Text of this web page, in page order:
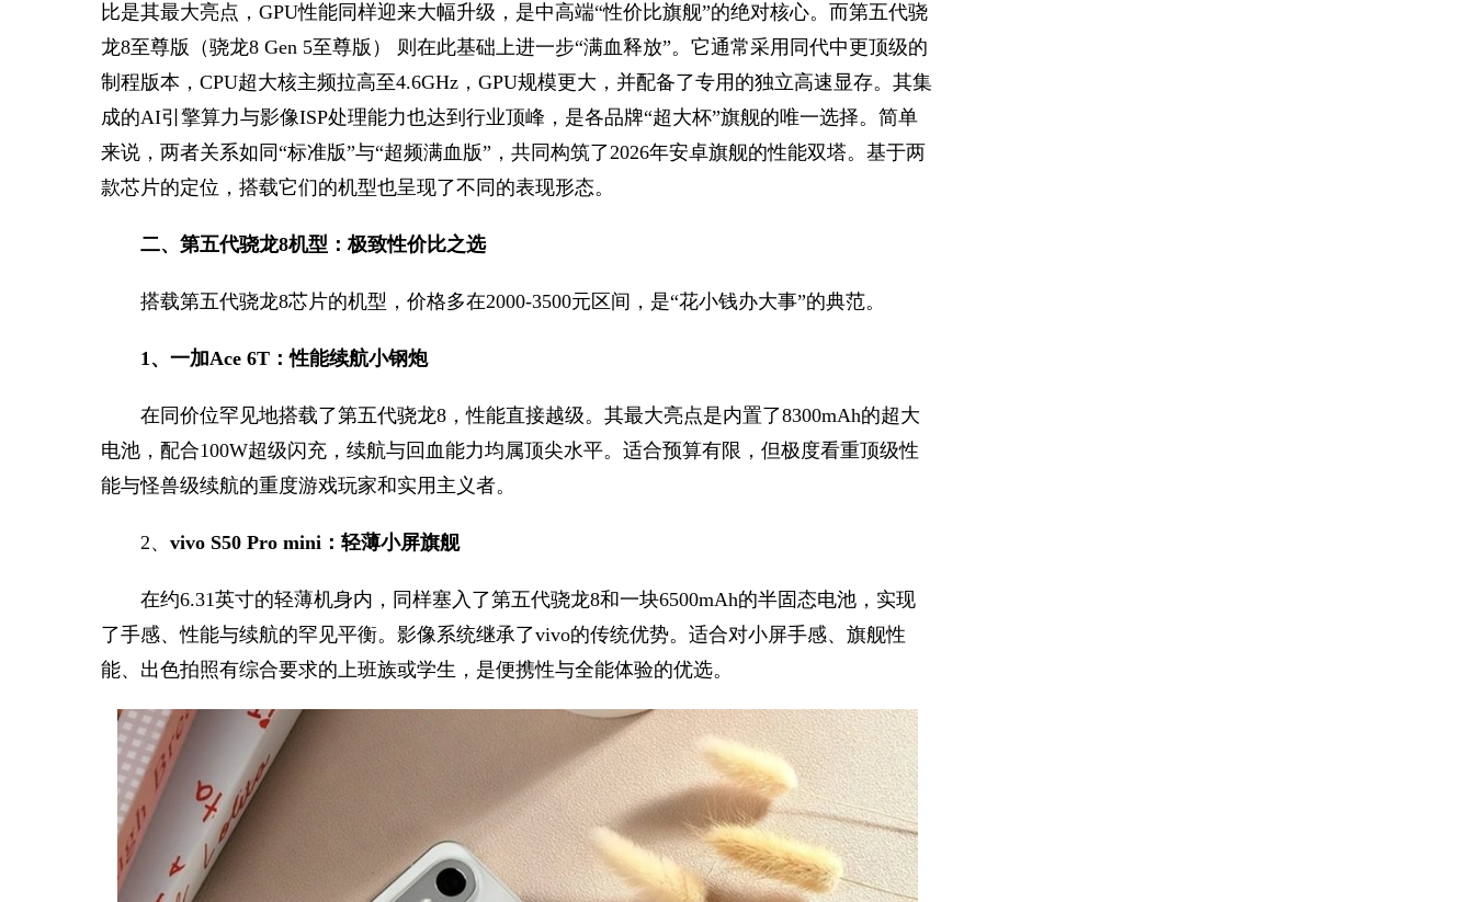
比是其最大亮点，GPU性能同样迎来大幅升级，是中高端“性价比旗舰”的绝对核心。而第五代骁
龙8至尊版（骁龙8 Gen 5至尊版） 则在此基础上进一步“满血释放”。它通常采用同代中更顶级的
制程版本，CPU超大核主频拉高至4.6GHz，GPU规模更大，并配备了专用的独立高速显存。其集
成的AI引擎算力与影像ISP处理能力也达到行业顶峰，是各品牌“超大杯”旗舰的唯一选择。简单
来说，两者关系如同“标准版”与“超频满血版”，共同构筑了2026年安卓旗舰的性能双塔。基于两
款芯片的定位，搭载它们的机型也呈现了不同的表现形态。
二、第五代骁龙8机型：极致性价比之选
搭载第五代骁龙8芯片的机型，价格多在2000-3500元区间，是“花小钱办大事”的典范。
1、一加Ace 6T：性能续航小钢炮
在同价位罕见地搭载了第五代骁龙8，性能直接越级。其最大亮点是内置了8300mAh的超大
电池，配合100W超级闪充，续航与回血能力均属顶尖水平。适合预算有限，但极度看重顶级性
能与怪兽级续航的重度游戏玩家和实用主义者。
2、 vivo S50 Pro mini：轻薄小屏旗舰
在约6.31英寸的轻薄机身内，同样塞入了第五代骁龙8和一块6500mAh的半固态电池，实现
了手感、性能与续航的罕见平衡。影像系统继承了vivo的传统优势。适合对小屏手感、旗舰性
能、出色拍照有综合要求的上班族或学生，是便携性与全能体验的优选。